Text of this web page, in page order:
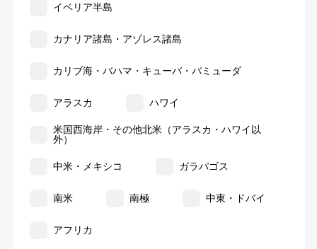
イベリア半島
カナリア諸島・アゾレス諸島
カリブ海・バハマ・キューバ・バミューダ
アラスカ ハワイ
米国西海岸・その他北米（アラスカ・ハワイ以
外）
中米・メキシコ ガラパゴス
南米 南極 中東・ドバイ
アフリカ